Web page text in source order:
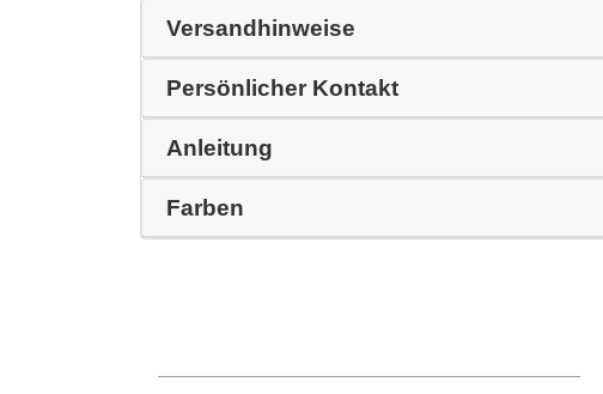
Versandhinweise
Persönlicher Kontakt
Anleitung
Farben